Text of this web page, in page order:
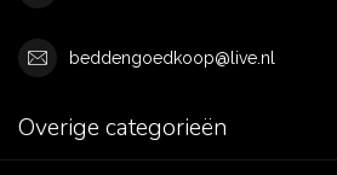
beddengoedkoop@live.nl
Overige categorieën